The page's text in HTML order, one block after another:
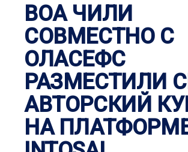
ВОА ЧИЛИ
СОВМЕСТНО С
ОЛАСЕФС
РАЗМЕСТИЛИ
АВТОРСКИЙ
НА